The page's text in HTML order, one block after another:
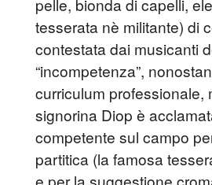
tesserata nè militante) di
contestata dai musicanti
“incompetenza”,
curriculum professionale,
signorina Diop è
competente sul campo
partitica (la famosa
e per la suggestione